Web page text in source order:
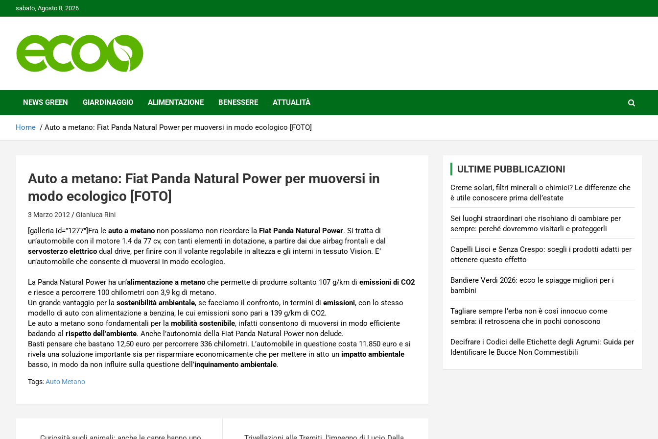
to
sabato, Agosto 8, 2026
Ecoo.it
NEWS GREEN GIARDINAGGIO ALIMENTAZIONE BENESSERE ATTUALITÀ
Home Auto a metano: Fiat Panda Natural Power per muoversi in modo ecologico [FOTO]
Auto a metano: Fiat Panda Natural Power per muoversi in
modo ecologico [FOTO]
3 Marzo 2012 Gianluca Rini
[galleria id=”1277″]Fra le auto a metano non possiamo non ricordare la Fiat Panda Natural Power. Si tratta di
un’automobile con il motore 1.4 da 77 cv, con tanti elementi in dotazione, a partire dai due airbag frontali e dal
servosterzo elettrico dual drive, per finire con il volante regolabile in altezza e gli interni in tessuto Vision. E’
un’automobile che consente di muoversi in modo ecologico.
La Panda Natural Power ha un’alimentazione a metano che permette di produrre soltanto 107 g/km di emissioni di CO2
e riesce a percorrere 100 chilometri con 3,9 kg di metano.
Un grande vantaggio per la sostenibilità ambientale, se facciamo il confronto, in termini di emissioni, con lo stesso
modello di auto con alimentazione a benzina, le cui emissioni sono pari a 139 g/km di CO2.
Le auto a metano sono fondamentali per la mobilità sostenibile, infatti consentono di muoversi in modo efficiente
badando al rispetto dell’ambiente. Anche l’autonomia della Fiat Panda Natural Power non delude.
Basti pensare che bastano 12,50 euro per percorrere 336 chilometri. L’automobile in questione costa 11.850 euro e si
rivela una soluzione importante sia per risparmiare economicamente che per mettere in atto un impatto ambientale
basso, in modo da non influire sulla questione dell’inquinamento ambientale.
Tags:Auto Metano
ULTIME PUBBLICAZIONI
Creme solari, filtri minerali o chimici? Le differenze che
è utile conoscere prima dell’estate
Sei luoghi straordinari che rischiano di cambiare per
sempre: perché dovremmo visitarli e proteggerli
Capelli Lisci e Senza Crespo: scegli i prodotti adatti per
ottenere questo effetto
Bandiere Verdi 2026: ecco le spiagge migliori per i
bambini
Tagliare sempre l’erba non è così innocuo come
sembra: il retroscena che in pochi conoscono
Decifrare i Codici delle Etichette degli Agrumi: Guida per
Identificare le Bucce Non Commestibili